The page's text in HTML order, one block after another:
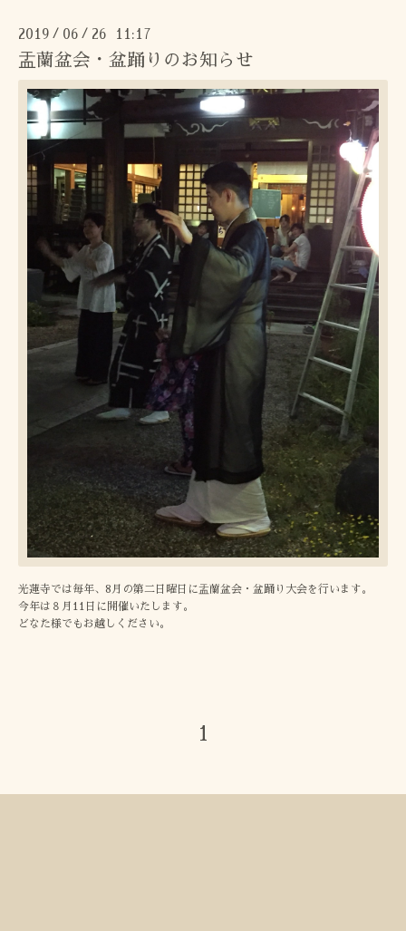
2019 / 06 / 26 11:17
盂蘭盆会・盆踊りのお知らせ
光蓮寺では毎年、8月の第二日曜日に盂蘭盆会・盆踊り大会を行います。
今年は８月11日に開催いたします。
どなた様でもお越しください。
1